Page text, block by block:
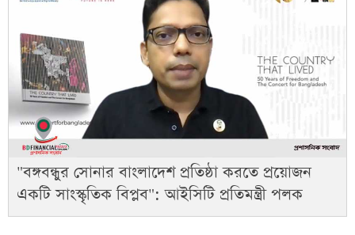
"বঙ্গবন্ধুর সোনার বাংলাদেশ প্রতিষ্ঠা করতে প্রয়োজন
একটি সাংস্কৃতিক বিপ্লব": আইসিটি প্রতিমন্ত্রী পলক